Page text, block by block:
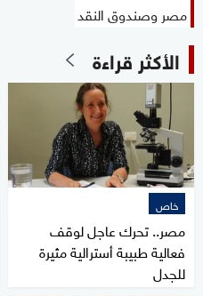
مصر وصندوق النقد
الأكثر قراءة
خاص
مصر.. تحرك عاجل لوقف
فعالية طبيبة أسترالية مثيرة
للجدل